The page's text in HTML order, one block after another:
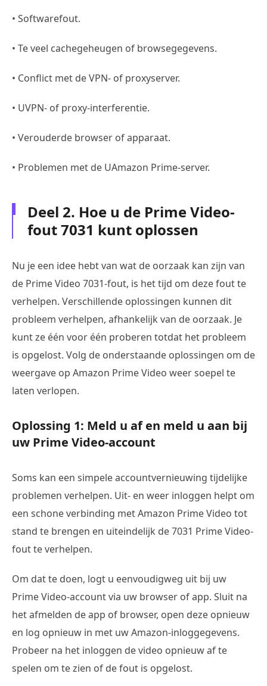
• Softwarefout.
• Te veel cachegeheugen of browsegegevens.
• Conflict met de VPN- of proxyserver.
• UVPN- of proxy-interferentie.
• Verouderde browser of apparaat.
• Problemen met de UAmazon Prime-server.
Deel 2. Hoe u de Prime Video-
fout 7031 kunt oplossen
Nu je een idee hebt van wat de oorzaak kan zijn van
de Prime Video 7031-fout, is het tijd om deze fout te
verhelpen. Verschillende oplossingen kunnen dit
probleem verhelpen, afhankelijk van de oorzaak. Je
kunt ze één voor één proberen totdat het probleem
is opgelost. Volg de onderstaande oplossingen om de
weergave op Amazon Prime Video weer soepel te
laten verlopen.
Oplossing 1: Meld u af en meld u aan bij
uw Prime Video-account
Soms kan een simpele accountvernieuwing tijdelijke
problemen verhelpen. Uit- en weer inloggen helpt om
een schone verbinding met Amazon Prime Video tot
stand te brengen en uiteindelijk de 7031 Prime Video-
fout te verhelpen.
Om dat te doen, logt u eenvoudigweg uit bij uw
Prime Video-account via uw browser of app. Sluit na
het afmelden de app of browser, open deze opnieuw
en log opnieuw in met uw Amazon-inloggegevens.
Probeer na het inloggen de video opnieuw af te
spelen om te zien of de fout is opgelost.